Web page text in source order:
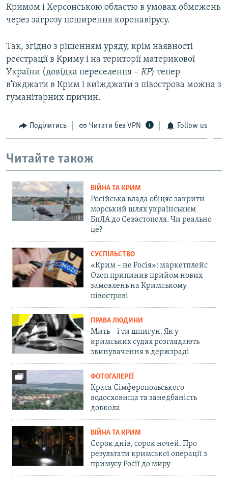
Кримом і Херсонською областю в умовах обмежень
через загрозу поширення коронавірусу.
Так, згідно з рішенням уряду, крім наявності
реєстрації в Криму і на території материкової
України (довідка переселенця – КР) тепер
в'їжджати в Крим і виїжджати з півострова можна з
гуманітарних причин.
Поділитись Читати без VPN Follow us
Читайте також
ВІЙНА ТА КРИМ
Російська влада обіцяє закрити
морський шлях українським
БпЛА до Севастополя. Чи реально
це?
СУСПІЛЬСТВО
«Крим – не Росія»: маркетплейс
Ozon припинив прийом нових
замовлень на Кримському
півострові
ПРАВА ЛЮДИНИ
Мить – і ти шпигун. Як у
кримських судах розглядають
звинувачення в держзраді
ФОТОГАЛЕРЕЇ
Краса Сімферопольського
водосховища та занедбаність
довкола
ВІЙНА ТА КРИМ
Сорок днів, сорок ночей. Про
результати кримської операції з
примусу Росії до миру